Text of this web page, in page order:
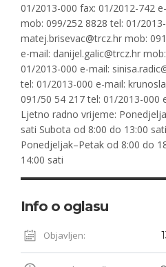
01/2013-000 fax: 01/2012-742
mob: 099/252 8828 tel: 01/
matej.brisevac@trcz.hr mob:
e-mail: danijel.galic@trcz.hr
01/2013-000 e-mail:
tel: 01/2013-000 e-mail:
091/50 54 217 tel: 01/2013-000
Ljetno radno vrijeme:
sati Subota od 8:00 do 13:00
Ponedjeljak–Petak od 8:00 do
14:00 sati
Info o oglasu
Objavljen: